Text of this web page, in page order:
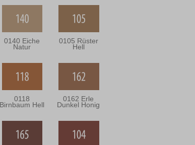
0140 Eiche
Natur
0105 Rüster
Hell
0118
Birnbaum Hell
0162 Erle
Dunkel Honig